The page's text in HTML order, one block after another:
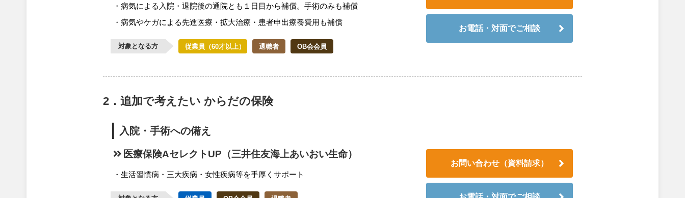
病気による入院・退院後の通院とも１日目から補償。手術のみも補償
病気やケガによる先進医療・拡大治療・患者申出療養費用も補償
対象となる方 従業員（60才以上） 退職者 OB会会員
お電話・対面でご相談
2．追加で考えたい からだの保険
入院・手術への備え
医療保険AセレクトUP （三井住友海上あいおい生命）
生活習慣病・三大疾病・女性疾病等を手厚くサポート
お問い合わせ（資料請求）